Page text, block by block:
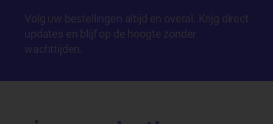
Volg uw bestellingen altijd en overal. Krijg direct
updates en blijf op de hoogte zonder
wachttijden.